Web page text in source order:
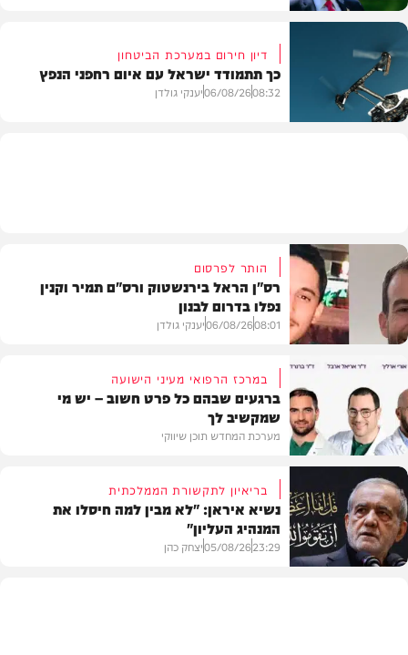
חדשות
דיון חירום במערכת הביטחון
כך תתמודד ישראל עם איום רחפני הנפץ
08:32
06/08/26יענקי גולדן
חדשות
הותר לפרסום
רס"ן הראל בירנשטוק ורס"ם תמיר וקנין
נפלו בדרום לבנון
08:01
06/08/26יענקי גולדן
תוכן שיווקי
במרכז הרפואי מעיני הישועה
ברגעים שבהם כל פרט חשוב – יש מי
שמקשיב לך
מערכת המחדש תוכן שיווקי
בריאיון לתקשורת הממלכתית
נשיא איראן: "לא מבין למה חיסלו את
המנהיג העליון"
23:29
05/08/26יצחק כהן